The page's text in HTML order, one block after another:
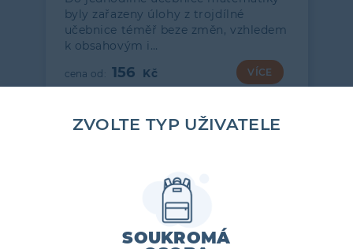
byly zařazeny úlohy z trojdílné
učebnice téměř beze změn, vzhledem
k obsahovým i…
156 VÍCE
ZVOLTE TYP UŽIVATELE
SOUKROMÁ